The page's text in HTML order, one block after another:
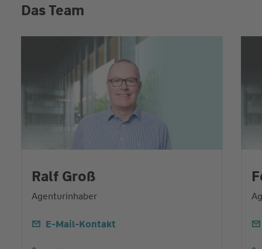
Das Team
Ralf Groß
Agenturinhaber
E-Mail-Kontakt